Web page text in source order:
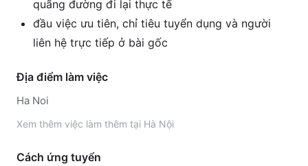
quãng đường đi lại thực tế
đầu việc ưu tiên, chỉ tiêu tuyển dụng và người
liên hệ trực tiếp ở bài gốc
Địa điểm làm việc
Ha Noi
Xem thêm việc làm thêm tại Hà Nội
Cách ứng tuyển